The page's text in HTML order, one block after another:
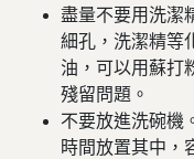
盡量不要用洗潔
細孔，洗潔精等
油，可以用蘇打
殘留問題。
不要放進洗碗機
時間放置其中，